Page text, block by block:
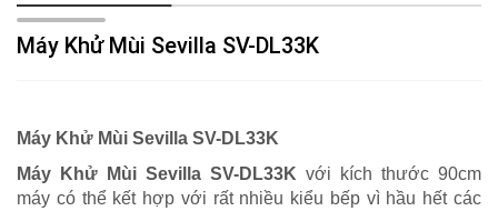
Máy Khử Mùi Sevilla SV-DL33K
Máy Khử Mùi Sevilla SV-DL33K
Máy Khử Mùi Sevilla SV-DL33K v​ới kích thước 90cm
máy có thể kết hợp với rất nhiều kiểu bếp vì hầu hết các